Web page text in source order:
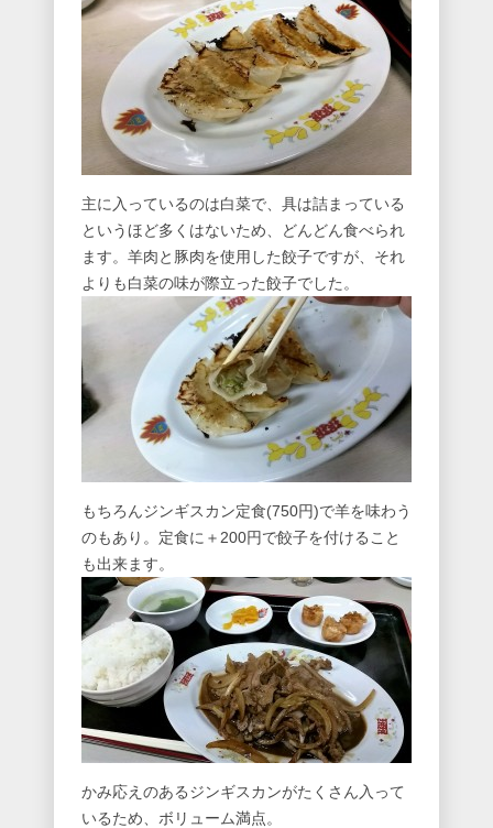
主に入っているのは白菜で、具は詰まっている
というほど多くはないため、どんどん食べられ
ます。羊肉と豚肉を使用した餃子ですが、それ
よりも白菜の味が際立った餃子でした。
もちろんジンギスカン定食(750円)で羊を味わう
のもあり。定食に＋200円で餃子を付けること
も出来ます。
かみ応えのあるジンギスカンがたくさん入って
いるため、ボリューム満点。